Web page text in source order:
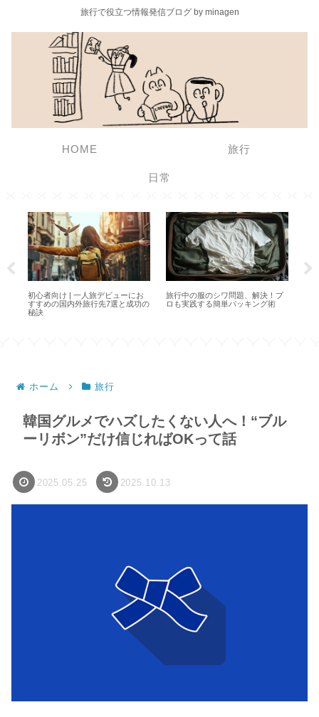
旅行で役立つ情報発信ブログ by minagen
HOME 旅行
日常
初心者向け | 一人旅デビューにお
すすめの国内外旅行先7選と成功の
秘訣
旅行中の服のシワ問題、解決！プ
ロも実践する簡単パッキング術
ホーム 旅行
韓国グルメでハズしたくない人へ！“ブル
ーリボン”だけ信じればOKって話
2025.05.25 2025.10.13